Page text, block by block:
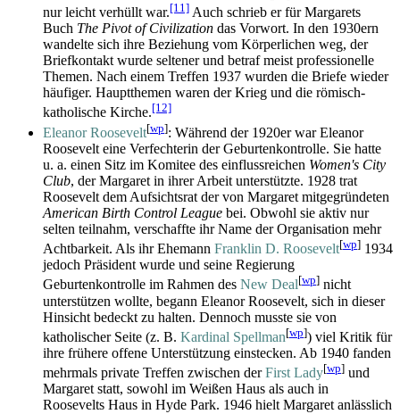
nur leicht verhüllt war.[11] Auch schrieb er für Margarets
Buch The Pivot of Civilization das Vorwort. In den 1930ern
wandelte sich ihre Beziehung vom Körperlichen weg, der
Briefkontakt wurde seltener und betraf meist professionelle
Themen. Nach einem Treffen 1937 wurden die Briefe wieder
häufiger. Hauptthemen waren der Krieg und die römisch-
katholische Kirche.[12]
Eleanor Roosevelt[wp]: Während der 1920er war Eleanor
Roosevelt eine Verfechterin der Geburtenkontrolle. Sie hatte
u. a. einen Sitz im Komitee des einflussreichen Women's City
Club, der Margaret in ihrer Arbeit unterstützte. 1928 trat
Roosevelt dem Aufsichtsrat der von Margaret mitgegründeten
American Birth Control League bei. Obwohl sie aktiv nur
selten teilnahm, verschaffte ihr Name der Organisation mehr
Achtbarkeit. Als ihr Ehemann Franklin D. Roosevelt[wp] 1934
jedoch Präsident wurde und seine Regierung
Geburtenkontrolle im Rahmen des New Deal[wp] nicht
unterstützen wollte, begann Eleanor Roosevelt, sich in dieser
Hinsicht bedeckt zu halten. Dennoch musste sie von
katholischer Seite (z. B. Kardinal Spellman[wp]) viel Kritik für
ihre frühere offene Unterstützung einstecken. Ab 1940 fanden
mehrmals private Treffen zwischen derFirst Lady[wp] und
Margaret statt, sowohl im Weißen Haus als auch in
Roosevelts Haus in Hyde Park. 1946 hielt Margaret anlässlich